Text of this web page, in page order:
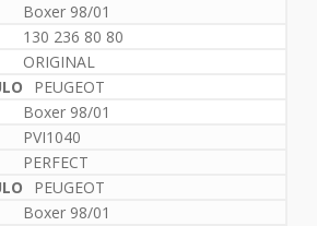
Boxer 98/01
130 236 80 80
ORIGINAL
PEUGEOT
Boxer 98/01
PVI1040
PERFECT
PEUGEOT
Boxer 98/01